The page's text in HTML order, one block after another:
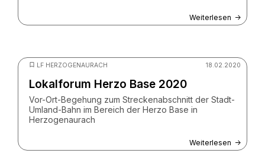
Weiterlesen
LF HERZOGENAURACH 18.02.2020
Lokalforum Herzo Base 2020
Vor-Ort-Begehung zum Streckenabschnitt der Stadt-
Umland-Bahn im Bereich der Herzo Base in
Herzogenaurach
Weiterlesen